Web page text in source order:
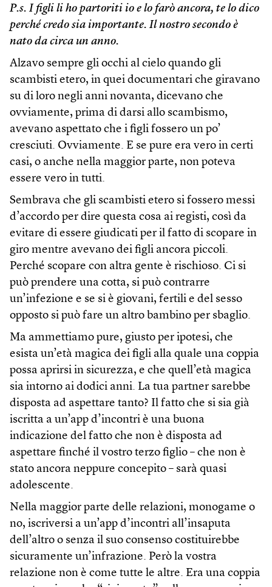
P.s. I figli li ho partoriti io e lo farò ancora, te lo dico
perché credo sia importante. Il nostro secondo è
nato da circa un anno.
Alzavo sempre gli occhi al cielo quando gli
scambisti etero, in quei documentari che giravano
su di loro negli anni novanta, dicevano che
ovviamente, prima di darsi allo scambismo,
avevano aspettato che i figli fossero un po’
cresciuti. Ovviamente. E se pure era vero in certi
casi, o anche nella maggior parte, non poteva
essere vero in tutti.
Sembrava che gli scambisti etero si fossero messi
d’accordo per dire questa cosa ai registi, così da
evitare di essere giudicati per il fatto di scopare in
giro mentre avevano dei figli ancora piccoli.
Perché scopare con altra gente è rischioso. Ci si
può prendere una cotta, si può contrarre
un’infezione e se si è giovani, fertili e del sesso
opposto si può fare un altro bambino per sbaglio.
Ma ammettiamo pure, giusto per ipotesi, che
esista un’età magica dei figli alla quale una coppia
possa aprirsi in sicurezza, e che quell’età magica
sia intorno ai dodici anni. La tua partner sarebbe
disposta ad aspettare tanto? Il fatto che si sia già
iscritta a un’app d’incontri è una buona
indicazione del fatto che non è disposta ad
aspettare finché il vostro terzo figlio – che non è
stato ancora neppure concepito – sarà quasi
adolescente.
Nella maggior parte delle relazioni, monogame o
no, iscriversi a un’app d’incontri all’insaputa
dell’altro o senza il suo consenso costituirebbe
sicuramente un’infrazione. Però la vostra
relazione non è come tutte le altre. Era una coppia